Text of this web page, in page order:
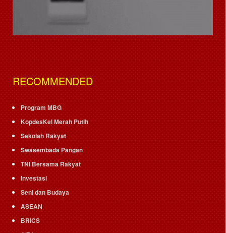
RECOMMENDED
Program MBG
KopdesKel Merah Putih
Sekolah Rakyat
Swasembada Pangan
TNI Bersama Rakyat
Investasi
Seni dan Budaya
ASEAN
BRICS